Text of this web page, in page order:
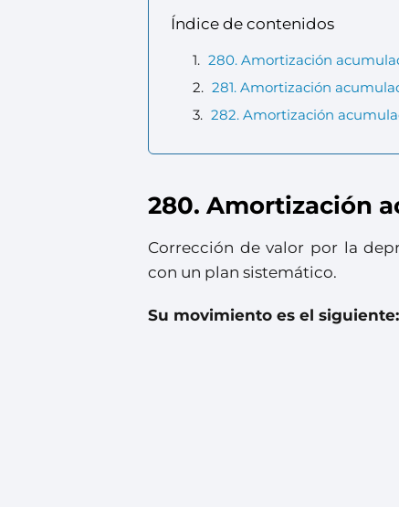
Índice de contenidos
280. Amortización
281. Amortización
282. Amortización
280. Amortización
Corrección de valor por la
con un plan sistemático.
Su movimiento es el siguiente: